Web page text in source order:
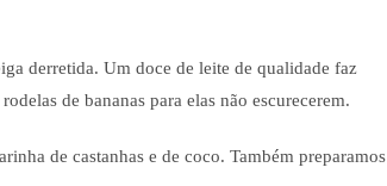
derretida. Um doce de leite de qualidade faz
de bananas para elas não escurecerem.
de castanhas e de coco. Também preparamos